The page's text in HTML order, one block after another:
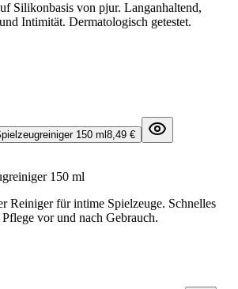
Silikonbasis von pjur. Langanhaltend,
Intimität. Dermatologisch getestet.
150 ml 8,49 €
150 ml
Reiniger für intime Spielzeuge. Schnelles
vor und nach Gebrauch.